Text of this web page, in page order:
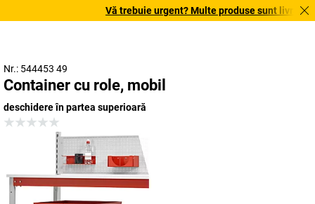
Vă trebuie urgent? Multe produse sunt livrate
Nr.: 544453 49
Container cu role, mobil
deschidere în partea superioară